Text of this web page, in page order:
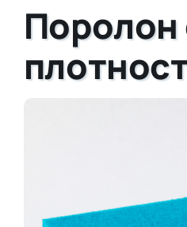
Поролон